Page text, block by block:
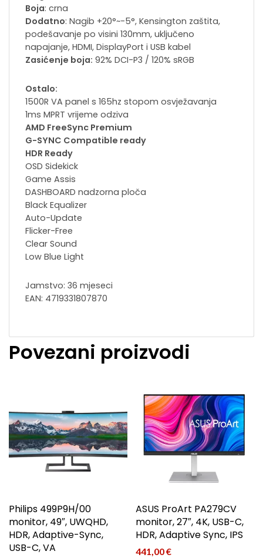
Boja: crna
Dodatno: Nagib +20°~-5°, Kensington zaštita,
podešavanje po visini 130mm, uključeno
napajanje, HDMI, DisplayPort i USB kabel
Zasićenje boja: 9‎2% DCI-P3 / 120% sRGB
Ostalo:
1500R VA panel s 165hz stopom osvježavanja
1ms MPRT vrijeme odziva
AMD FreeSync Premium
G-SYNC Compatible ready
HDR Ready
OSD Sidekick
Game Assis
DASHBOARD nadzorna ploča
Black Equalizer
Auto-Update
Flicker-Free
Clear Sound
Low Blue Light
Jamstvo: 36 mjeseci
EAN: 4719331807870
Povezani proizvodi
Philips 499P9H/00
monitor, 49″, UWQHD,
HDR, Adaptive-Sync,
USB-C, VA
ASUS ProArt PA279CV
monitor, 27″, 4K, USB-C,
HDR, Adaptive Sync, IPS
441,00€